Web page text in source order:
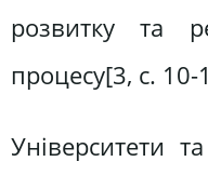
розвитку та
процесу[3, c. 10-
Університети